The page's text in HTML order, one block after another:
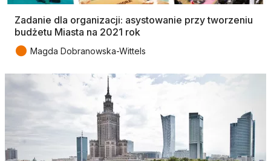
Zadanie dla organizacji: asystowanie przy tworzeniu
budżetu Miasta na 2021 rok
● Magda Dobranowska-Wittels